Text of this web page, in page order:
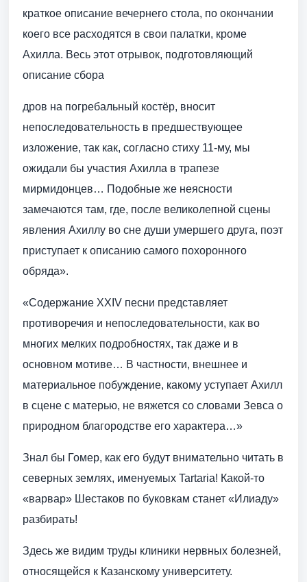
краткое описание вечернего стола, по окончании
коего все расходятся в свои палатки, кроме
Ахилла. Весь этот отрывок, подготовляющий
описание сбора
дров на погребальный костёр, вносит
непоследовательность в предшествующее
изложение, так как, согласно стиху 11-му, мы
ожидали бы участия Ахилла в трапезе
мирмидонцев… Подобные же неясности
замечаются там, где, после великолепной сцены
явления Ахиллу во сне души умершего друга, поэт
приступает к описанию самого похоронного
обряда».
«Содержание XXIV песни представляет
противоречия и непоследовательности, как во
многих мелких подробностях, так даже и в
основном мотиве… В частности, внешнее и
материальное побуждение, какому уступает Ахилл
в сцене с матерью, не вяжется со словами Зевса о
природном благородстве его характера…»
Знал бы Гомер, как его будут внимательно читать в
северных землях, именуемых Tartaria! Какой-то
«варвар» Шестаков по буковкам станет «Илиаду»
разбирать!
Здесь же видим труды клиники нервных болезней,
относящейся к Казанскому университету.